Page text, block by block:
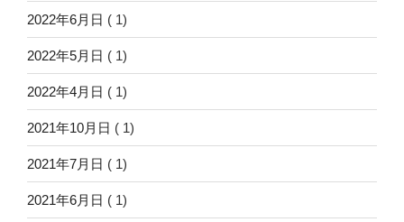
2022年6月日 ( 1)
2022年5月日 ( 1)
2022年4月日 ( 1)
2021年10月日 ( 1)
2021年7月日 ( 1)
2021年6月日 ( 1)